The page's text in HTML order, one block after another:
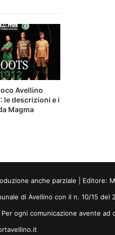
Avellino
le descrizioni e i
Magma
anche parziale | Editore:
di Avellino con il n. 10/15 del
ogni comunicazione avente